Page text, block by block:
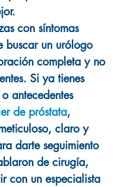
con síntomas
buscar un urólogo
completa y no
Si ya tienes
antecedentes
de próstata,
claro y
darte seguimiento
de cirugía,
con un especialista